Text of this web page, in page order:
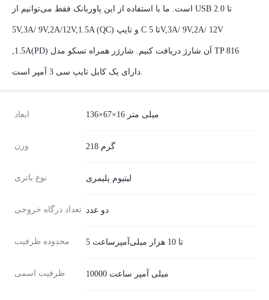
است. ما با استفاده از این پاوربانک فقط می‌توانیم از USB 2.0 تا
5V,3A/ 9V,2A/12V,1.5A (QC) و تایپ C تا 5V,3A/ 9V,2A/ 12V
,1.5A(PD) آن شارژ دریافت کنیم. شارژر همراه تسکو مدل TP 816
دارای یک کابل تایپ سی 3 آمپر است.
ابعاد 136×67×16 میلی متر
وزن 218 گرم
نوع باتری لیتیوم پلیمری
تعداد درگاه خروجی دو عدد
محدوده ظرفیت 5 تا 10 هزار میلی‌آمپر‌ساعت
ظرفیت اسمی 10000 میلی آمپر ساعت